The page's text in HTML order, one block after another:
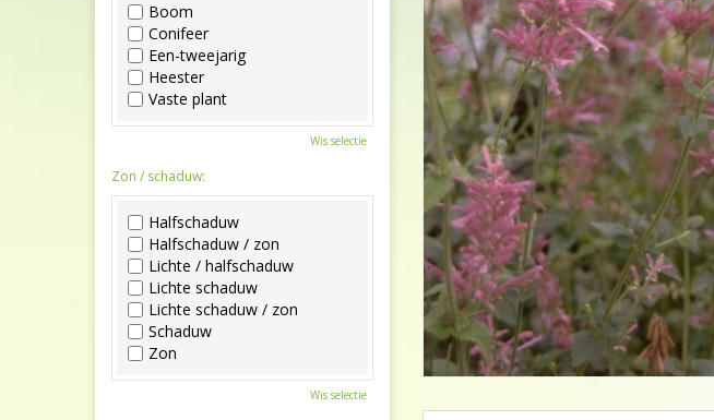
Boom
Conifeer
Een-tweejarig
Heester
Vaste plant
Wis selectie
Zon / schaduw:
Halfschaduw
Halfschaduw / zon
Lichte / halfschaduw
Lichte schaduw
Lichte schaduw / zon
Schaduw
Zon
Wis selectie